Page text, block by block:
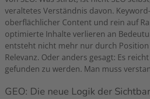
veraltetes Verständnis davon.
oberflächlicher Content und rein auf
optimierte Inhalte verlieren an
entsteht nicht mehr nur durch
Relevanz. Oder anders gesagt: Es
gefunden zu werden. Man muss
GEO: Die neue Logik der